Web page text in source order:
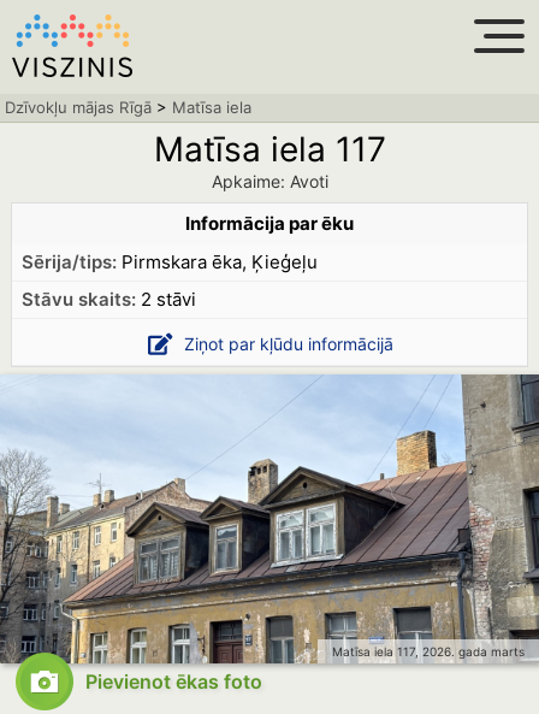
Dzīvokļu mājas Rīgā > Matīsa iela
Matīsa iela 117
Apkaime: Avoti
Informācija par ēku
Sērija/tips:Pirmskara ēka, Ķieģeļu
Stāvu skaits:2 stāvi
Ziņot par kļūdu informācijā
Matīsa iela 117, 2026. gada marts
Pievienot ēkas foto